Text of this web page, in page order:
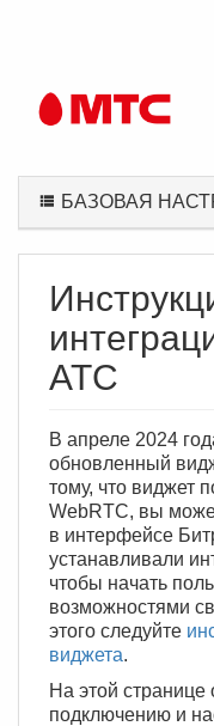
БАЗОВАЯ
АТС
В апреле 2024
обновленный
тому, что виджет
WebRTC, вы
в интерфейсе
устанавливали
чтобы начать
возможностями
этого следуйте
виджета.
На этой
подключению и